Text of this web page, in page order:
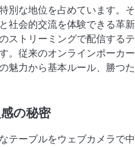
別な地位を占めています。
社会的交流を体験できる革
ストリーミングで配信する
。従来のオンラインポーカ
魅力から基本ルール、勝つ
の秘密
テーブルをウェブカメラで